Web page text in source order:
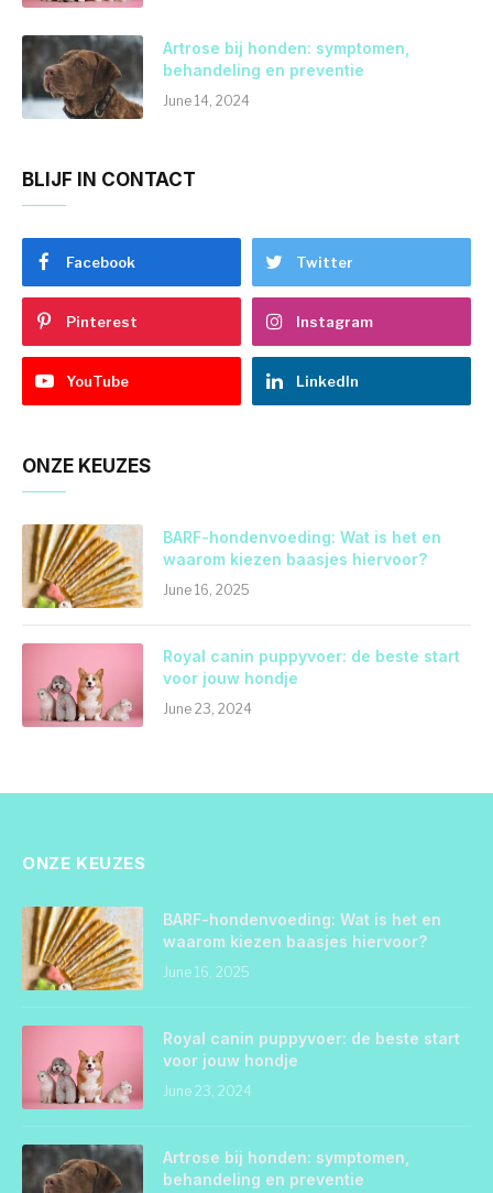
Artrose bij honden: symptomen,
behandeling en preventie
June 14, 2024
BLIJF IN CONTACT
Facebook Twitter
Pinterest Instagram
YouTube LinkedIn
ONZE KEUZES
BARF-hondenvoeding: Wat is het en
waarom kiezen baasjes hiervoor?
June 16, 2025
Royal canin puppyvoer: de beste start
voor jouw hondje
June 23, 2024
ONZE KEUZES
BARF-hondenvoeding: Wat is het en
waarom kiezen baasjes hiervoor?
June 16, 2025
Royal canin puppyvoer: de beste start
voor jouw hondje
June 23, 2024
Artrose bij honden: symptomen,
behandeling en preventie